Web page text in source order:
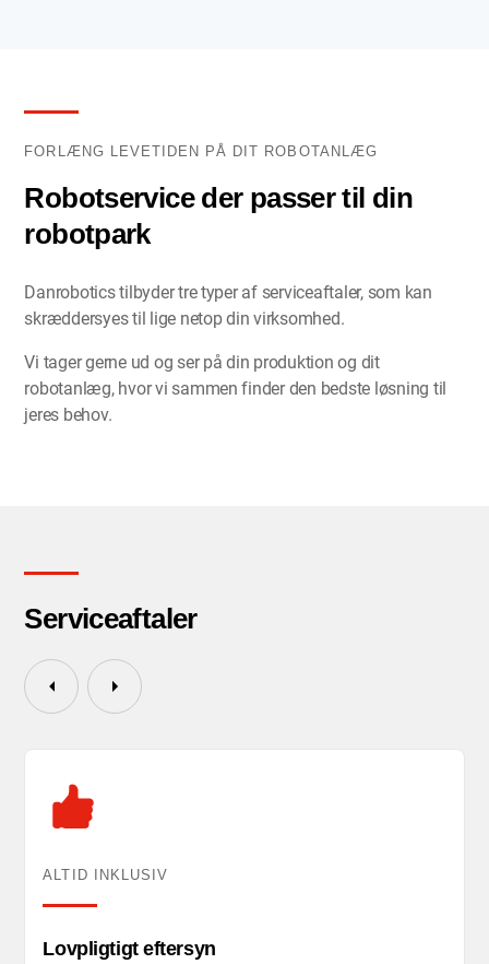
FORLÆNG LEVETIDEN PÅ DIT ROBOTANLÆG
Robotservice der passer til din
robotpark
Danrobotics tilbyder tre typer af serviceaftaler, som kan
skræddersyes til lige netop din virksomhed.
Vi tager gerne ud og ser på din produktion og dit
robotanlæg, hvor vi sammen finder den bedste løsning til
jeres behov.
Serviceaftaler
ALTID INKLUSIV
Lovpligtigt eftersyn